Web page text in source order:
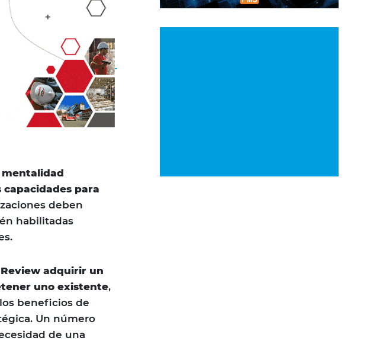
mentalidad
capacidades para
deben
habilitadas
adquirir un
uno existente,
beneficios de
Un número
de una